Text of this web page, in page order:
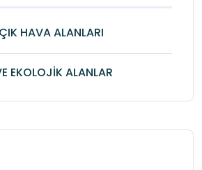
HAVA ALANLARI
EKOLOJİK ALANLAR